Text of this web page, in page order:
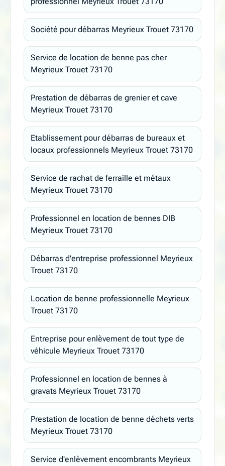
Société pour débarras Meyrieux Trouet 73170
Service de location de benne pas cher
Meyrieux Trouet 73170
Prestation de débarras de grenier et cave
Meyrieux Trouet 73170
Etablissement pour débarras de bureaux et
locaux professionnels Meyrieux Trouet 73170
Service de rachat de ferraille et métaux
Meyrieux Trouet 73170
Professionnel en location de bennes DIB
Meyrieux Trouet 73170
Débarras d'entreprise professionnel Meyrieux
Trouet 73170
Location de benne professionnelle Meyrieux
Trouet 73170
Entreprise pour enlèvement de tout type de
véhicule Meyrieux Trouet 73170
Professionnel en location de bennes à
gravats Meyrieux Trouet 73170
Prestation de location de benne déchets verts
Meyrieux Trouet 73170
Service d'enlèvement encombrants Meyrieux